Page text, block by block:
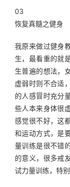
03
恢复真髓之健身
我原来做过健身
生，最看重的就
生普遍的想法，
虚弱时则不合适
的人感冒时充分
些人本来身体很
感觉很不好，这
和运动方式，是
量训练是很不错
的意义，很多戒
试力量训练，特